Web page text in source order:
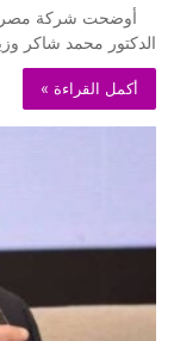
أوضحت شركة مصر
الدكتور محمد شاكر
أكمل القراءة »